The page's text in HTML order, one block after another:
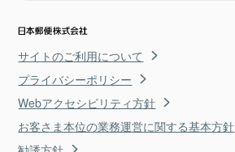
サイトのご利用について
プライバシーポリシー
Webアクセシビリティ方針
お客さま本位の業務運営に関する基本方針